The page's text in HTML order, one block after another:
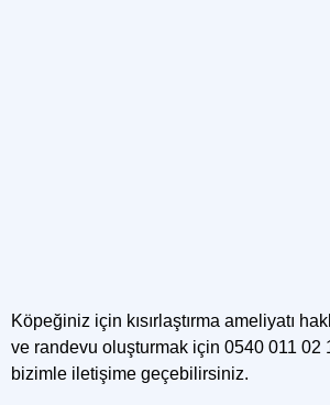
Köpeğiniz için kısırlaştırma ameliyatı
ve randevu oluşturmak için 0540 011 02
bizimle iletişime geçebilirsiniz.